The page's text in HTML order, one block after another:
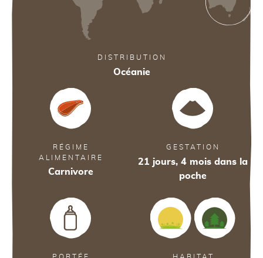
DISTRIBUTION
Océanie
RÉGIME
ALIMENTAIRE
Carnivore
GESTATION
21 jours, 4 mois dans la
poche